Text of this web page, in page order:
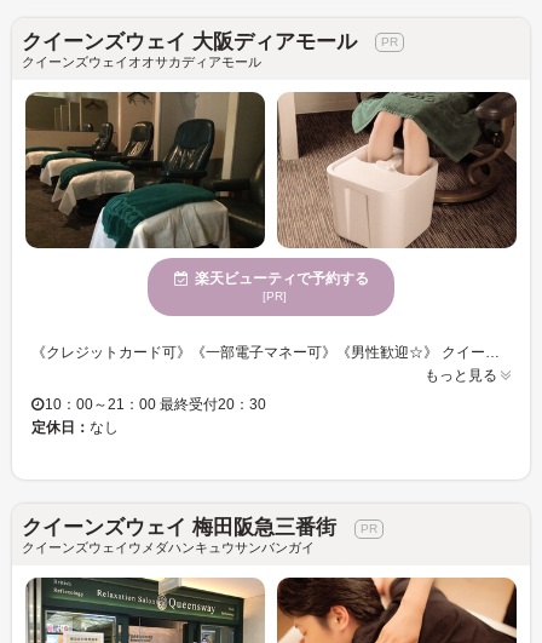
クイーンズウェイ 大阪ディアモール
クイーンズウェイオオサカディアモール
楽天ビューティで予約する
[PR]
《クレジットカード可》《一部電子マネー可》《男性歓迎☆》 クイーンズウェイの“英国式リフレクソロジー”は、長い歴史を誇る、当サロンオリジナルの技術です。 “イタ気持ちいい”リフレクソロジーを徹底的に追及した技術開発が、リピート率を誇っています。 お仕事の休憩時間などにもお気軽にご利用下さい！ 皆様にお会いできるのをスタッフ一同心よりお待ちしております♪ また、施術後口コミをご投稿頂くと楽天のポイントが50ポイント付与されます。 気になるメニューがございましたらぜひご予約ください☆
もっと見る
10：00～21：00 最終受付20：30
定休日： なし
クイーンズウェイ 梅田阪急三番街
クイーンズウェイウメダハンキュウサンバンガイ